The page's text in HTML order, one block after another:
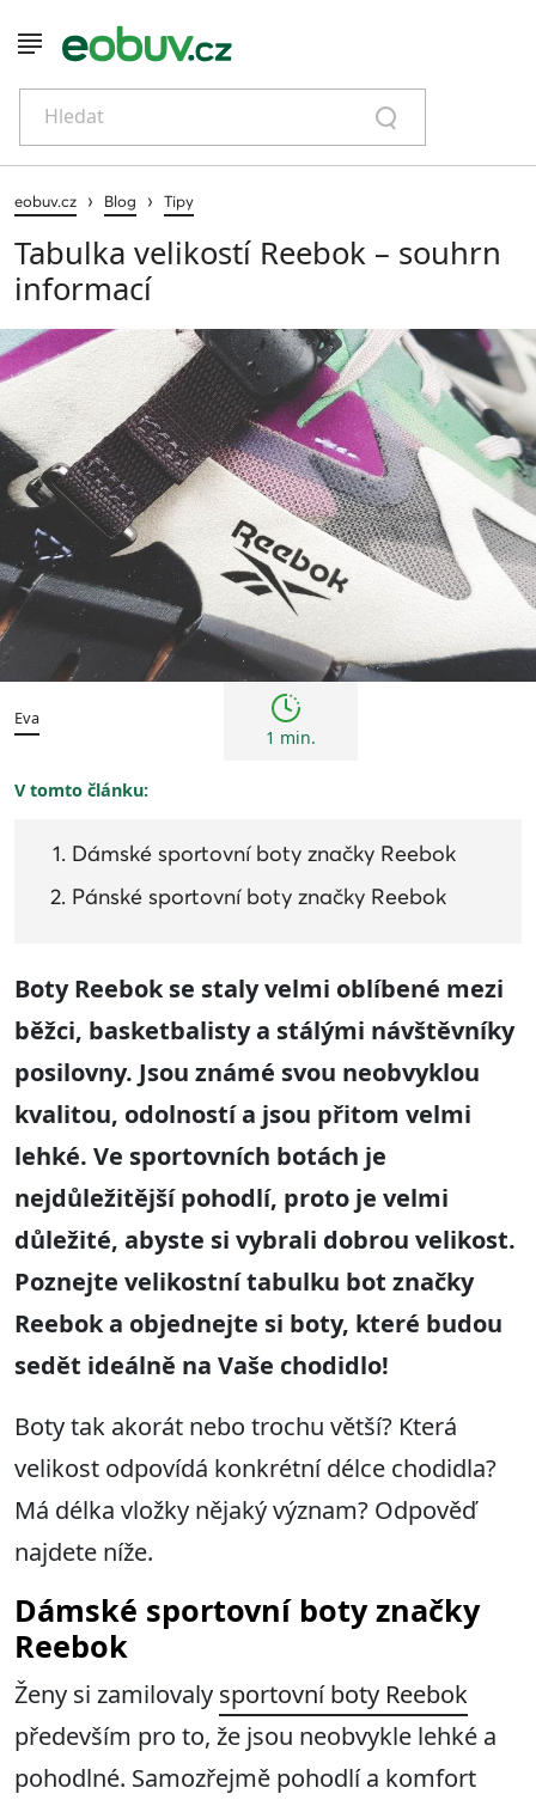
Hledat
eobuv.cz › Blog › Tipy
Tabulka velikostí Reebok – souhrn
informací
Tipy
Eva
1 min.
V tomto článku:
Dámské sportovní boty značky Reebok
Pánské sportovní boty značky Reebok
Boty Reebok se staly velmi oblíbené mezi
běžci, basketbalisty a stálými návštěvníky
posilovny. Jsou známé svou neobvyklou
kvalitou, odolností a jsou přitom velmi
lehké. Ve sportovních botách je
nejdůležitější pohodlí, proto je velmi
důležité, abyste si vybrali dobrou velikost.
Poznejte velikostní tabulku bot značky
Reebok a objednejte si boty, které budou
sedět ideálně na Vaše chodidlo!
Boty tak akorát nebo trochu větší? Která
velikost odpovídá konkrétní délce chodidla?
Má délka vložky nějaký význam? Odpověď
najdete níže.
Dámské sportovní boty značky
Reebok
Ženy si zamilovaly sportovní boty Reebok
především pro to, že jsou neobvykle lehké a
pohodlné. Samozřejmě pohodlí a komfort